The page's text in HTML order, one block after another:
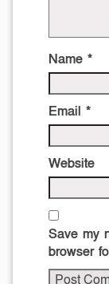
Name *
Email *
Website
Save my
browser